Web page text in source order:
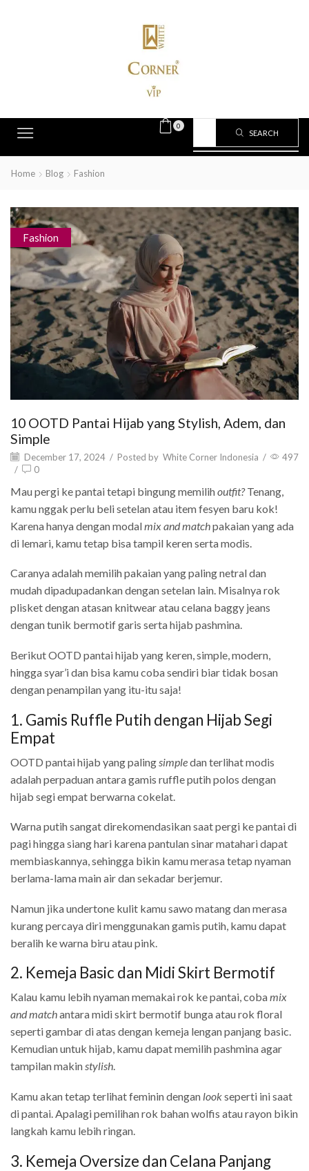
0
SEARCH
Home Blog Fashion
Fashion
10 OOTD Pantai Hijab yang Stylish, Adem, dan
Simple
December 17, 2024 / Posted by White Corner Indonesia /
497
/
0
Mau pergi ke pantai tetapi bingung memilihoutfit?Tenang,
kamu nggak perlu beli setelan atau item fesyen baru kok!
Karena hanya dengan modal mix and matchpakaian yang ada
di lemari, kamu tetap bisa tampil keren serta modis.
Caranya adalah memilih pakaian yang paling netral dan
mudah dipadupadankan dengan setelan lain. Misalnya rok
plisket dengan atasan knitwear atau celana baggy jeans
dengan tunik bermotif garis serta hijab pashmina.
Berikut OOTD pantai hijab yang keren, simple, modern,
hingga syar’i dan bisa kamu coba sendiri biar tidak bosan
dengan penampilan yang itu-itu saja!
1. Gamis Ruffle Putih dengan Hijab Segi
Empat
OOTD pantai hijab yang paling simpledan terlihat modis
adalah perpaduan antara gamis ruffle putih polos dengan
hijab segi empat berwarna cokelat.
Warna putih sangat direkomendasikan saat pergi ke pantai di
pagi hingga siang hari karena pantulan sinar matahari dapat
membiaskannya, sehingga bikin kamu merasa tetap nyaman
berlama-lama main air dan sekadar berjemur.
Namun jika undertone kulit kamu sawo matang dan merasa
kurang percaya diri menggunakan gamis putih, kamu dapat
beralih ke warna biru atau pink.
2. Kemeja Basic dan Midi Skirt Bermotif
Kalau kamu lebih nyaman memakai rok ke pantai, cobamix
and matchantara midi skirt bermotif bunga atau rok floral
seperti gambar di atas dengan kemeja lengan panjang basic.
Kemudian untuk hijab, kamu dapat memilih pashmina agar
tampilan makinstylish.
Kamu akan tetap terlihat feminin dengan lookseperti ini saat
di pantai. Apalagi pemilihan rok bahan wolfis atau rayon bikin
langkah kamu lebih ringan.
3. Kemeja Oversize dan Celana Panjang